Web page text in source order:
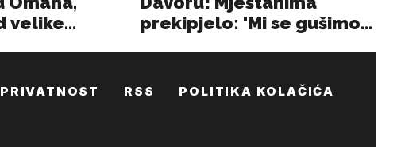
PRIVATNOST RSS POLITIKA KOLAČIĆA